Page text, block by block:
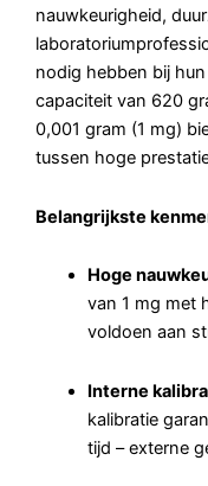
nauwkeurigheid,
nodig hebben bij
capaciteit van 620
0,001 gram (1 mg)
tussen hoge
Belangrijkste
Hoge
van 1 mg met
voldoen aan
Interne
kalibratie
tijd – externe